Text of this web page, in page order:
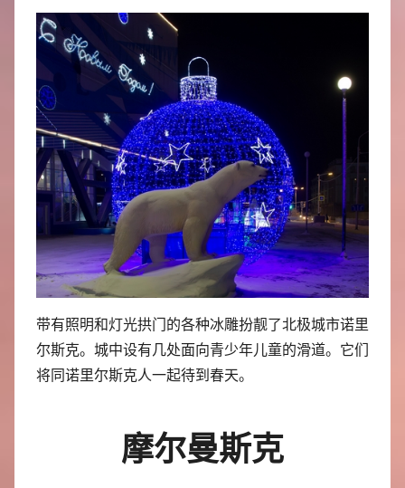
带有照明和灯光拱门的各种冰雕扮靓了北极城市诺里
尔斯克。城中设有几处面向青少年儿童的滑道。它们
将同诺里尔斯克人一起待到春天。
摩尔曼斯克